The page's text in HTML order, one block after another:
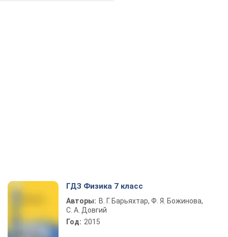
ГДЗ Физика 7 класс
Авторы: В. Г. Барьяхтар, Ф. Я. Божинова,
С. А. Довгий
Год: 2015